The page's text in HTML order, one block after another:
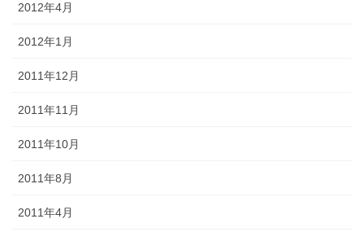
2012年4月
2012年1月
2011年12月
2011年11月
2011年10月
2011年8月
2011年4月